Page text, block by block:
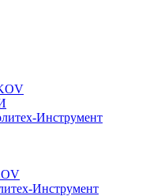
Инструмент
Инструмент